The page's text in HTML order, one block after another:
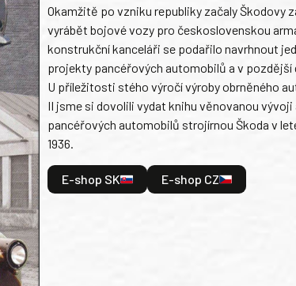
Okamžitě po vzniku republiky začaly Škodovy
vyrábět bojové vozy pro československou
konstrukční kanceláři se podařilo navrhnout
projekty pancéřových automobilů a v pozdější
U příležitosti stého výročí výroby obrněného
II jsme si dovolili vydat knihu věnovanou vývoji
pancéřových automobilů strojírnou Škoda v
1936.
E-shop SK E-shop CZ